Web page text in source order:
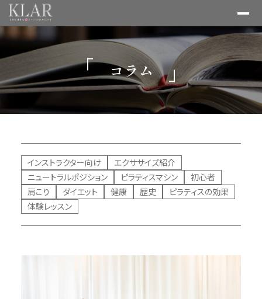
コラム
インストラクター向け
エクササイズ紹介
ニュートラルポジション
ピラティスマシン
初心者
肩こり
ダイエット 健康 歴史
ピラティスの効果
体験レッスン